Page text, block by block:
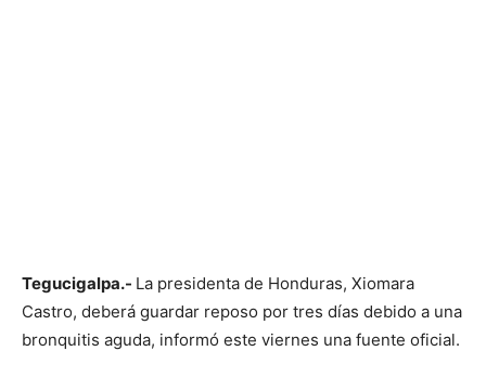
Tegucigalpa.- La presidenta de Honduras, Xiomara
Castro, deberá guardar reposo por tres días debido a una
bronquitis aguda, informó este viernes una fuente oficial.